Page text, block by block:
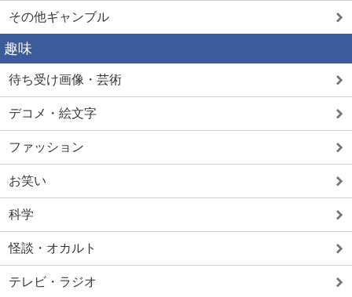
その他ギャンブル
趣味
待ち受け画像・芸術
デコメ・絵文字
ファッション
お笑い
科学
怪談・オカルト
テレビ・ラジオ